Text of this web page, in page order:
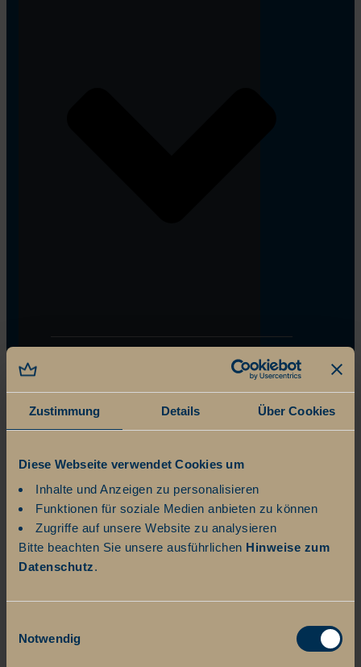
Zustimmung Details Über Cookies
Diese Webseite verwendet Cookies um
Inhalte und Anzeigen zu personalisieren
Funktionen für soziale Medien anbieten zu können
Zugriffe auf unsere Website zu analysieren
Bitte beachten Sie unsere ausführlichen Hinweise zum
Datenschutz.
Notwendig